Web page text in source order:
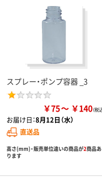
スプレー・ポンプ容器 _3
￥75 ￥140
お届け日：8月12日（水）
直送品
高さ(mm)・販売単位違いの商品が2商品あ
ります